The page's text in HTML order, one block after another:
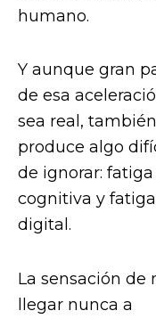
humano.
Y aunque gran
de esa
sea real, también
produce algo
de ignorar: fatiga
cognitiva y fatiga
digital.
La sensación de
llegar nunca a